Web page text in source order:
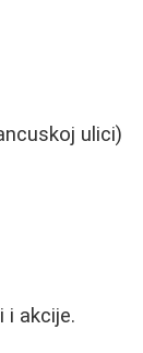
ulici)
i akcije.